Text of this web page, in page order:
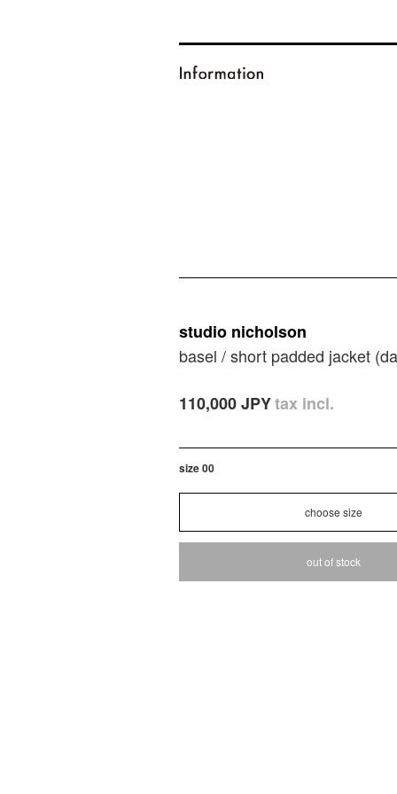
studio nicholson
basel / short padded jacket
110,000 JPYtax incl.
size 00
out of stock